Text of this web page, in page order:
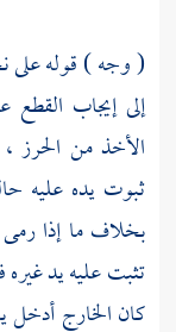
( وجه ) قوله على
إلى إيجاب القطع
الأخذ من الحرز
ثبوت يده عليه
بخلاف ما إذا
تثبت عليه يد
كان الخارج أدخل